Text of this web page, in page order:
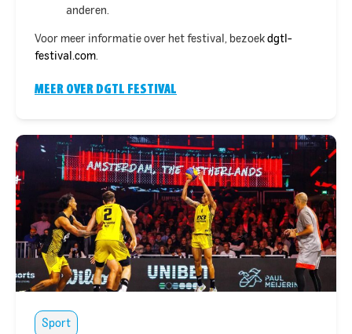
anderen.
Voor meer informatie over het festival, bezoek dgtl-
festival.com.
MEER OVER DGTL FESTIVAL
Sport